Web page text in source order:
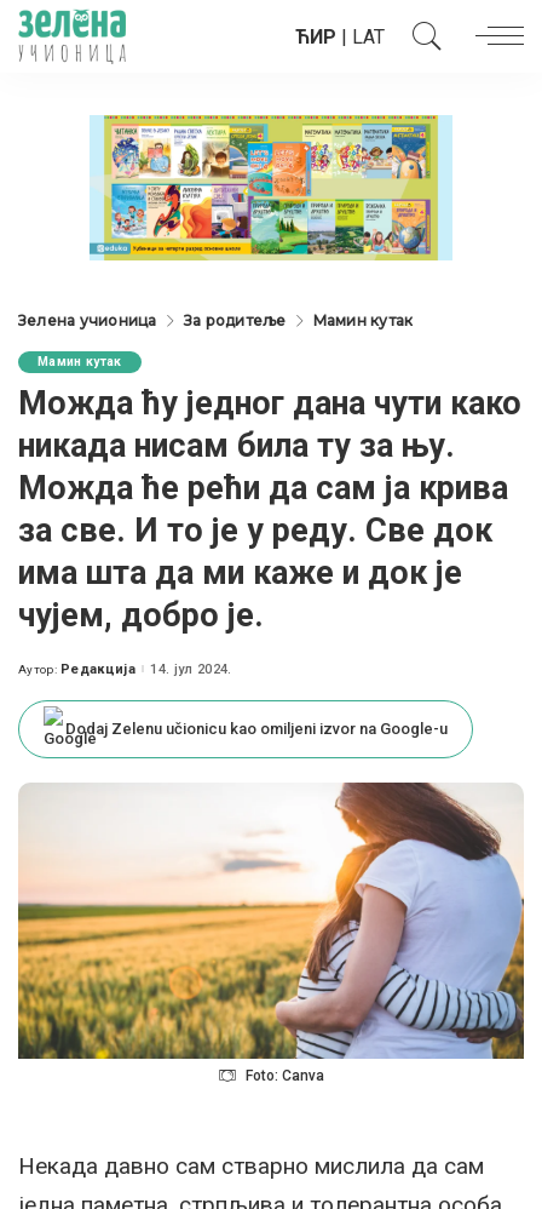
ЋИР | LAT
Зелена учионица За родитеље Мамин кутак
Мамин кутак
Можда ћу једног дана чути како
никада нисам била ту за њу.
Можда ће рећи да сам ја крива
за све. И то је у реду. Све док
има шта да ми каже и док је
чујем, добро је.
Posted
Аутор: Редакција 14. јул 2024.
Dodaj Zelenu učionicu kao omiljeni izvor na Google-u
Foto: Canva
Некада давно сам стварно мислила да сам